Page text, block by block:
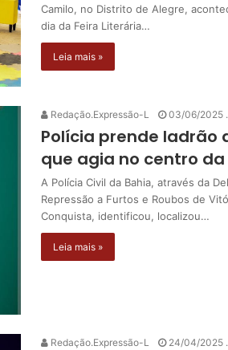
Camilo, no Distrito de Alegre,
dia da Feira Literária…
Leia mais »
Redação.Expressão-L 03/06/2025 .
Polícia prende ladrão
que agia no centro
A Polícia Civil da Bahia, através da
Repressão a Furtos e Roubos de
Conquista, identificou, localizou…
Leia mais »
Redação.Expressão-L 24/04/2025